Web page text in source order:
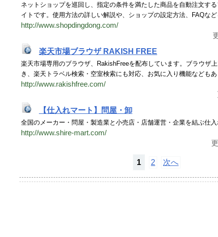
ネットショップを巡回し、指定の条件を満たした商品を自動注文す
イトです。使用方法の詳しい解説や、ショップの設定方法、FAQな
http://www.shopdingdong.com/
楽天市場ブラウザ RAKISH FREE
楽天市場専用のブラウザ、RakishFreeを配布しています。ブラウザ
き、楽天トラベル検索・空室検索にも対応、お気に入り機能なども
http://www.rakishfree.com/
【仕入れマート】問屋・卸
全国のメーカー・問屋・製造業と小売店・店舗運営・企業を結ぶ仕
http://www.shire-mart.com/
1 2 次へ